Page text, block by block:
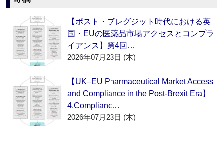
【ポスト・ブレグジット時代における英
国・EUの医薬品市場アクセスとコンプラ
イアンス】第4回…
2026年07月23日 (木)
【UK–EU Pharmaceutical Market Access
and Compliance in the Post-Brexit Era】
4.Complianc…
2026年07月23日 (木)